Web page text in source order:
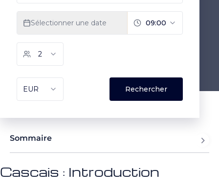
Sommaire
Cascais : Introduction